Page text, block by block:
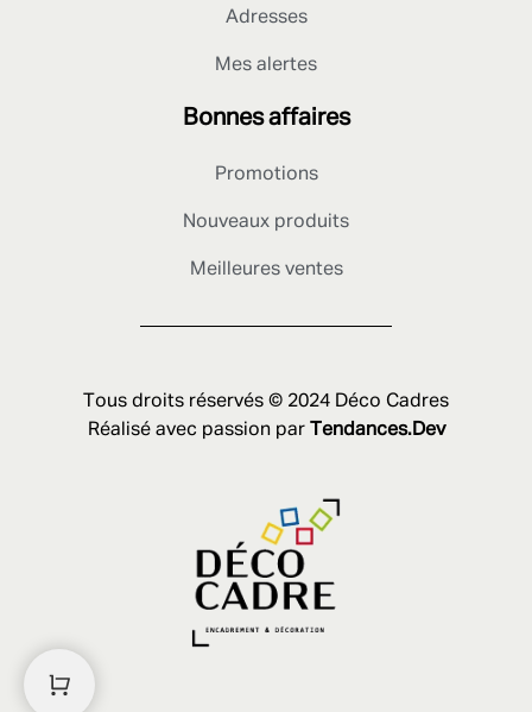
Adresses
Mes alertes
Bonnes affaires
Promotions
Nouveaux produits
Meilleures ventes
Tous droits réservés © 2024 Déco Cadres
Réalisé avec passion par
Tendances.Dev